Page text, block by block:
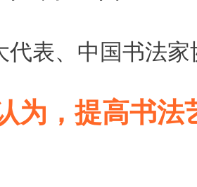
代表、中国书法
为，提高书